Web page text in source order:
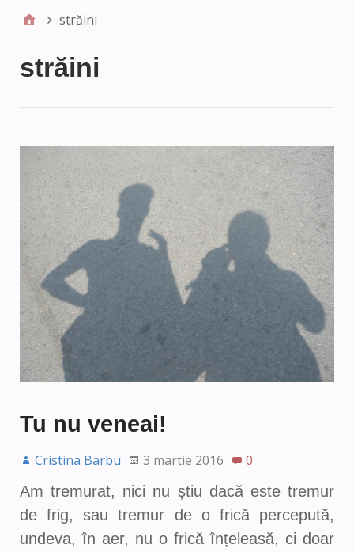
străini
străini
Tu nu veneai!
Cristina Barbu 3 martie 2016
0
Am tremurat, nici nu știu dacă este tremur
de frig, sau tremur de o frică percepută,
undeva, în aer, nu o frică înțeleasă, ci doar